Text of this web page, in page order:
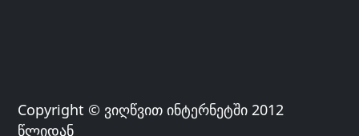
Copyright © ვიღწვით ინტერნეტში 2012
წლიდან